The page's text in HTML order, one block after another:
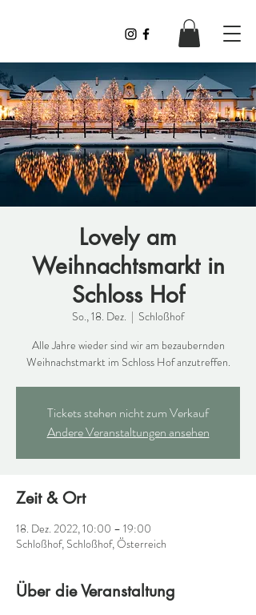
Lovely am
Weihnachtsmarkt in
Schloss Hof
So., 18. Dez.
  |
Schloßhof
Alle Jahre wieder sind wir am bezaubernden
Weihnachstmarkt im Schloss Hof anzutreffen.
Tickets stehen nicht zum Verkauf
Andere Veranstaltungen ansehen
Zeit & Ort
18. Dez. 2022, 10:00 – 19:00
Schloßhof, Schloßhof, Österreich
Über die Veranstaltung